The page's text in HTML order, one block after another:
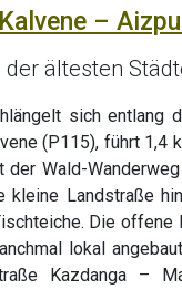
–
ältesten
sich entlang
(P115), führt 1,4
der Wald-
kleine Landstraße
Die offene
lokal
Kazdanga –